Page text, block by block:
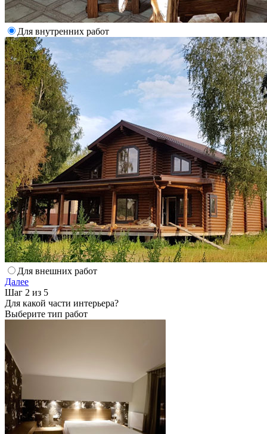
Для внутренних работ
Для внешних работ
Далее
Шаг 2 из 5
Для какой части интерьера?
Выберите тип работ